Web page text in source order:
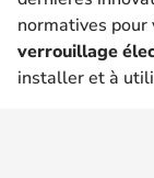
normatives pour
verrouillage
installer et à